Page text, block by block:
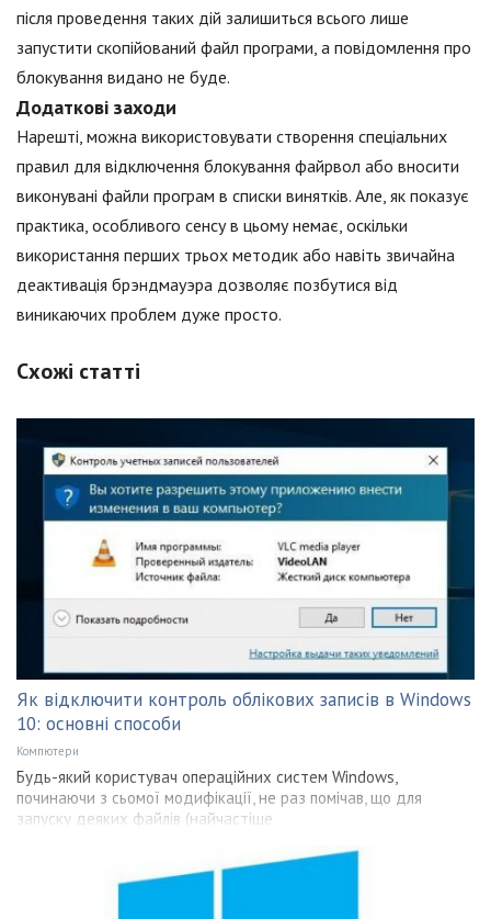
після проведення таких дій залишиться всього лише
запустити скопійований файл програми, а повідомлення про
блокування видано не буде.
Додаткові заходи
Нарешті, можна використовувати створення спеціальних
правил для відключення блокування файрвол або вносити
виконувані файли програм в списки винятків. Але, як показує
практика, особливого сенсу в цьому немає, оскільки
використання перших трьох методик або навіть звичайна
деактивація брэндмауэра дозволяє позбутися від
виникаючих проблем дуже просто.
Схожі статті
Як відключити контроль облікових записів в Windows
10: основні способи
Компютери
Будь-який користувач операційних систем Windows,
починаючи з сьомої модифікації, не раз помічав, що для
запуску деяких файлів (найчастіше